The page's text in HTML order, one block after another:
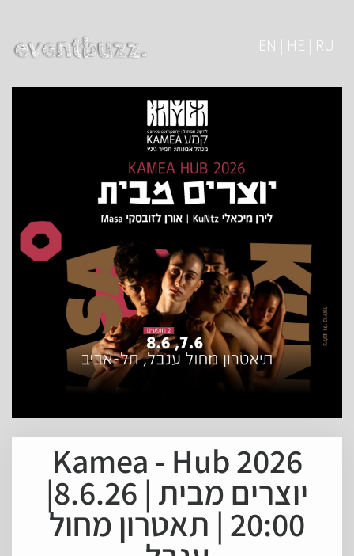
EN | HE | RU
Kamea - Hub 2026
יוצרים מבית | 8.6.26|
20:00 | תאטרון מחול